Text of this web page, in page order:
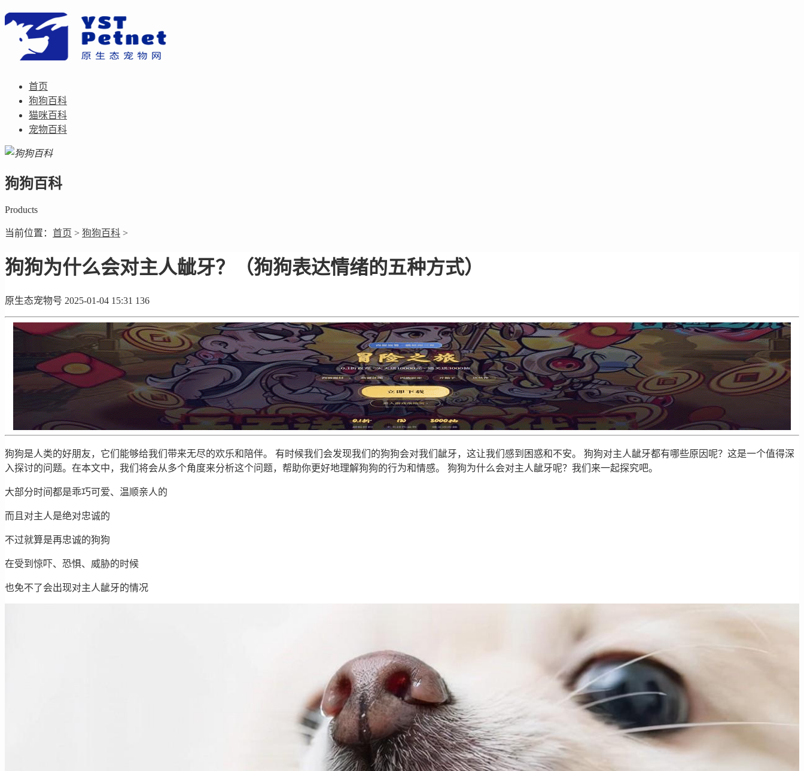
首页
狗狗百科
猫咪百科
宠物百科
狗狗百科
Products
当前位置： 首页 > 狗狗百科 >
狗狗为什么会对主人龇牙？（狗狗表达情绪的五种方式）
原生态宠物号 2025-01-04 15:31 136
狗狗是人类的好朋友，它们能够给我们带来无尽的欢乐和陪伴。 有时候我们会发现我们的狗狗会对我们龇牙，这让我们感到困惑和不安。 狗狗对主人龇牙都有哪些原因呢？这是一个值得深
入探讨的问题。在本文中，我们将会从多个角度来分析这个问题，帮助你更好地理解狗狗的行为和情感。 狗狗为什么会对主人龇牙呢？我们来一起探究吧。
大部分时间都是乖巧可爱、温顺亲人的
而且对主人是绝对忠诚的
不过就算是再忠诚的狗狗
在受到惊吓、恐惧、威胁的时候
也免不了会出现对主人龇牙的情况